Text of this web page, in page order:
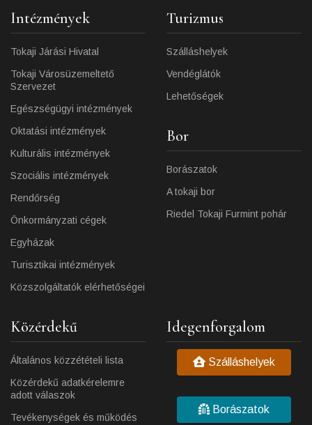
Intézmények
Tokaji Járási Hivatal
Tokaji Városüzemeltető
Szervezet
Egészségügyi intézmények
Oktatási intézmények
Kulturális intézmények
Szociális intézmények
Rendőrség
Önkormányzati cégek
Egyházak
Turisztikai intézmények
Közszolgáltatók elérhetőségei
Turizmus
Szálláshelyek
Vendéglátók
Lehetőségek
Bor
Borászatok
A tokaji bor
Riedel Tokaji Furmint pohár
Közérdekű
Általános közzétételi lista
Közérdekű adatkérelemre
adott válaszok
Tevékenységek és működés
Idegenforgalom
Szálláshelyek
Borászatok